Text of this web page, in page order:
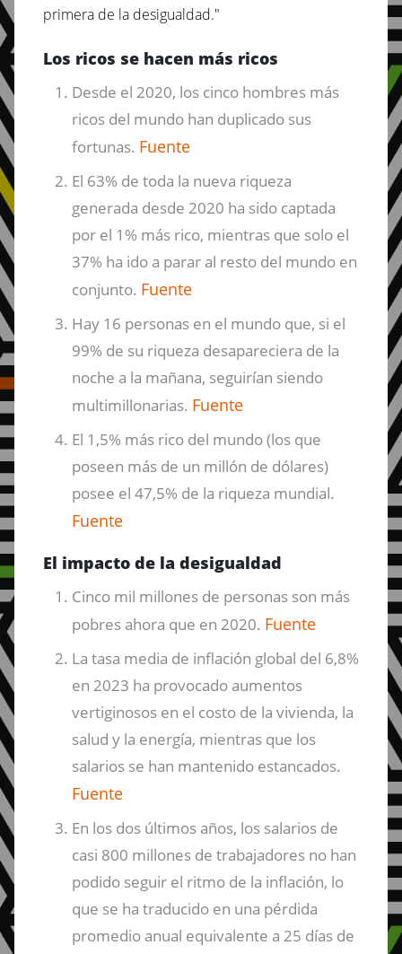
primera de la desigualdad."
Los ricos se hacen más ricos
Desde el 2020, los cinco hombres más
ricos del mundo han duplicado sus
fortunas. Fuente
El 63% de toda la nueva riqueza
generada desde 2020 ha sido captada
por el 1% más rico, mientras que solo el
37% ha ido a parar al resto del mundo en
conjunto. Fuente
Hay 16 personas en el mundo que, si el
99% de su riqueza desapareciera de la
noche a la mañana, seguirían siendo
multimillonarias. Fuente
El 1,5% más rico del mundo (los que
poseen más de un millón de dólares)
posee el 47,5% de la riqueza mundial.
Fuente
El impacto de la desigualdad
Cinco mil millones de personas son más
pobres ahora que en 2020. Fuente
La tasa media de inflación global del 6,8%
en 2023 ha provocado aumentos
vertiginosos en el costo de la vivienda, la
salud y la energía, mientras que los
salarios se han mantenido estancados.
Fuente
En los dos últimos años, los salarios de
casi 800 millones de trabajadores no han
podido seguir el ritmo de la inflación, lo
que se ha traducido en una pérdida
promedio anual equivalente a 25 días de